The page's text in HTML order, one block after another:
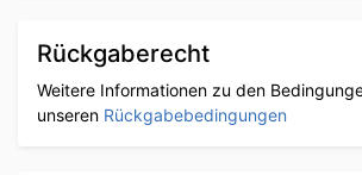
Rückgaberecht
Weitere Informationen zu den
unseren Rückgabebedingungen